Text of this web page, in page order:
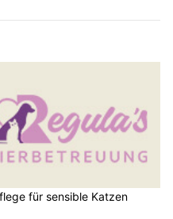
für sensible Katzen